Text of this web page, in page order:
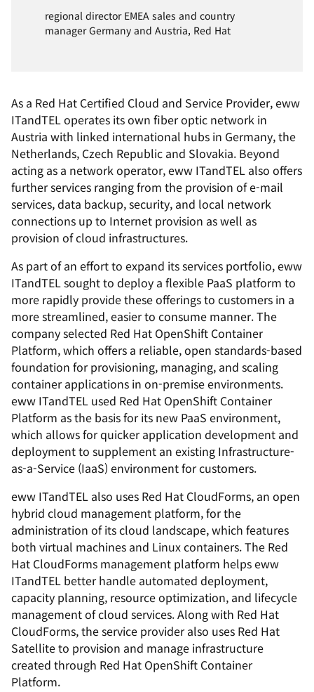
regional director EMEA sales and country
manager Germany and Austria, Red Hat
As a Red Hat Certified Cloud and Service Provider, eww
ITandTEL operates its own fiber optic network in
Austria with linked international hubs in Germany, the
Netherlands, Czech Republic and Slovakia. Beyond
acting as a network operator, eww ITandTEL also offers
further services ranging from the provision of e-mail
services, data backup, security, and local network
connections up to Internet provision as well as
provision of cloud infrastructures.
As part of an effort to expand its services portfolio, eww
ITandTEL sought to deploy a flexible PaaS platform to
more rapidly provide these offerings to customers in a
more streamlined, easier to consume manner. The
company selected Red Hat OpenShift Container
Platform, which offers a reliable, open standards-based
foundation for provisioning, managing, and scaling
container applications in on-premise environments.
eww ITandTEL used Red Hat OpenShift Container
Platform as the basis for its new PaaS environment,
which allows for quicker application development and
deployment to supplement an existing Infrastructure-
as-a-Service (IaaS) environment for customers.
eww ITandTEL also uses Red Hat CloudForms, an open
hybrid cloud management platform, for the
administration of its cloud landscape, which features
both virtual machines and Linux containers. The Red
Hat CloudForms management platform helps eww
ITandTEL better handle automated deployment,
capacity planning, resource optimization, and lifecycle
management of cloud services. Along with Red Hat
CloudForms, the service provider also uses Red Hat
Satellite to provision and manage infrastructure
created through Red Hat OpenShift Container
Platform.